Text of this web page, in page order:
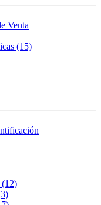
Venta
(15)
(12)